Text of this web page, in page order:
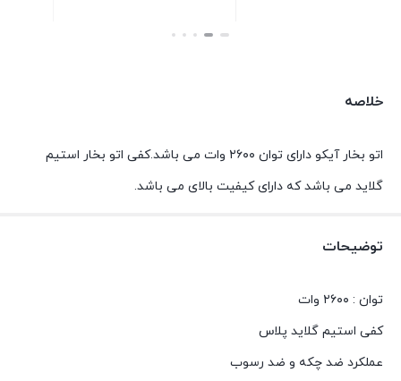
خلاصه
اتو بخار آیکو دارای توان ۲۶۰۰ وات می باشد.کفی اتو بخار استیم
گلاید می باشد که دارای کیفیت بالای می باشد.
توضیحات
توان : ۲۶۰۰ وات
کفی استیم گلاید پلاس
عملکرد ضد چکه و ضد رسوب